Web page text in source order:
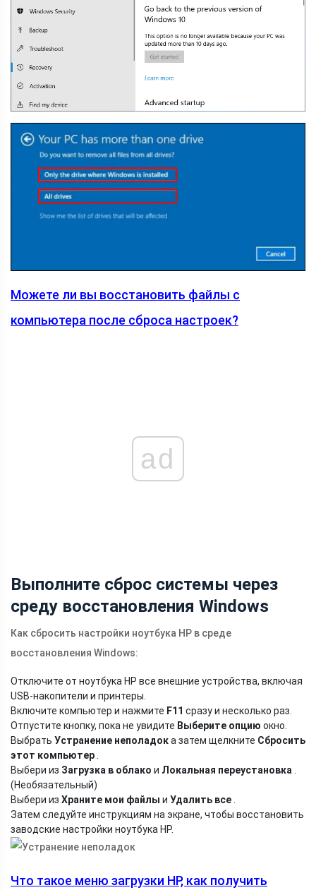
Можете ли вы восстановить файлы с
компьютера после сброса настроек?
ad
Выполните сброс системы через
среду восстановления Windows
Как сбросить настройки ноутбука HP в среде
восстановления Windows:
Отключите от ноутбука HP все внешние устройства, включая
USB-накопители и принтеры.
Включите компьютер и нажмите F11 сразу и несколько раз.
Отпустите кнопку, пока не увидите Выберите опцию окно.
Выбрать Устранение неполадока затем щелкните Сбросить
этот компьютер
Выбери из Загрузка в облако и Локальная переустановка
(Необязательный)
Выбери из Храните мои файлы и Удалить все
Затем следуйте инструкциям на экране, чтобы восстановить
заводские настройки ноутбука HP.
Что такое меню загрузки HP, как получить